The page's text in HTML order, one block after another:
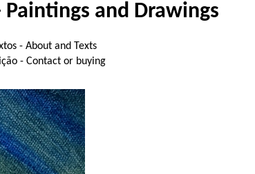
and Drawings
- About and Texts
- Contact or buying